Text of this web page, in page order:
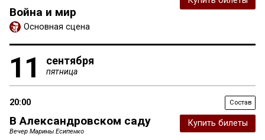
Война и мир
Основная сцена
11 сентября
пятница
20:00 Состав
В Александровском саду
Вечер Марины Есипенко
Купить билеты